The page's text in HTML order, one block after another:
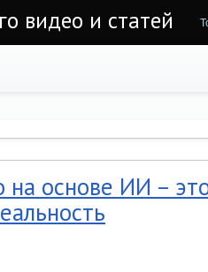
видео и статей
на основе ИИ –